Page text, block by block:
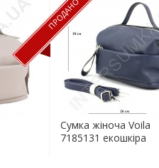
ПРОДАНО
Сумка жіноча Voila
7185131 екошкіра